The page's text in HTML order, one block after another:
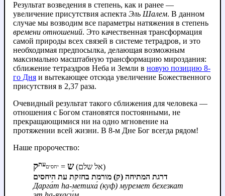
Результат возведения в степень, как и ранее —
увеличение присутствия аспекта Эль Шалем. В данном
случае мы возводим все параметры натяжения в степень
времени отношений. Это качественная трансформация
самой природы всех связей в системе тетрадров, и это
необходимая предпосылка, делающая возможным
максимально масштабную трансформацию мироздания:
сближение тетраэдров Неба и Земли в новую позицию 8-
го Дня и вытекающее отсюда увеличение Божественного
присутствия в 2,37 раза.
Очевидный результат такого сближения для человека —
отношения с Богом становятся постоянными, не
прекращающимися ни на одно мгновение на
протяжении всей жизни. В 8-м Дне Бог всегда рядом!
Наше пророчество:
קעתיחסים = ש
(אל שלם)
דרגת המתיחה (ק) מורמת בחזקת עת היחסים
Дарга́т hа‑метиха́ (куф) муремет бехезкат